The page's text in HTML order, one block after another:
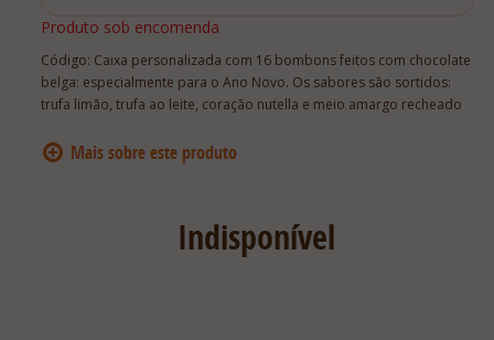
Produto sob encomenda
Código: Caixa personalizada com 16 bombons feitos com chocolate
belga: especialmente para o Ano Novo. Os sabores são sortidos:
trufa limão, trufa ao leite, coração nutella e meio amargo recheado
Indisponível